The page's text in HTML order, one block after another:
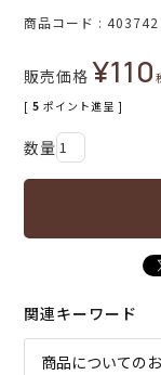
商品コード 403742
販売価格 ¥110
[ 5 ポイント進呈 ]
関連キーワード
商品についての